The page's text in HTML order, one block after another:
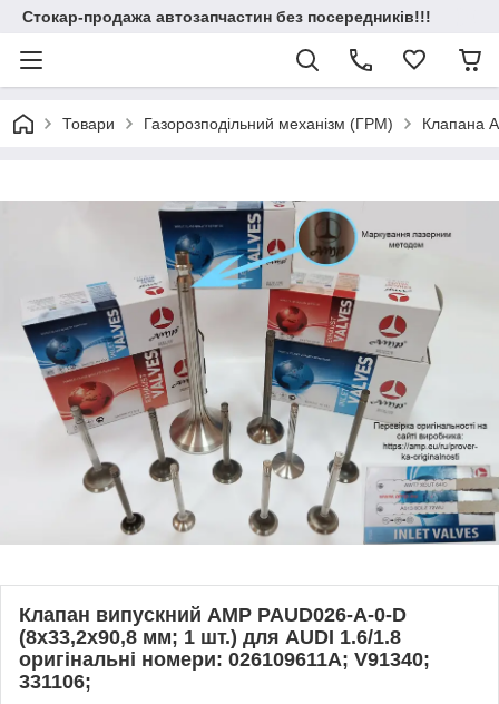
Стокар-продажа автозапчастин без посередників!!!
Товари Газорозподільний механізм (ГРМ) Клапана
Клапан випускний AMP PAUD026-A-0-D
(8x33,2x90,8 мм; 1 шт.) для AUDI 1.6/1.8
оригінальні номери: 026109611A; V91340;
331106;